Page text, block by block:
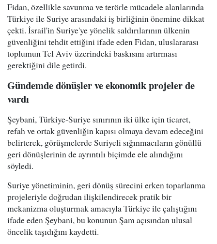
Fidan, özellikle savunma ve terörle mücadele alanlarında
Türkiye ile Suriye arasındaki iş birliğinin önemine dikkat
çekti. İsrail'in Suriye'ye yönelik saldırılarının ülkenin
güvenliğini tehdit ettiğini ifade eden Fidan, uluslararası
toplumun Tel Aviv üzerindeki baskısını artırması
gerektiğini dile getirdi.
Gündemde dönüşler ve ekonomik projeler de
vardı
Şeybani, Türkiye-Suriye sınırının iki ülke için ticaret,
refah ve ortak güvenliğin kapısı olmaya devam edeceğini
belirterek, görüşmelerde Suriyeli sığınmacıların gönüllü
geri dönüşlerinin de ayrıntılı biçimde ele alındığını
söyledi.
Suriye yönetiminin, geri dönüş sürecini erken toparlanma
projeleriyle doğrudan ilişkilendirecek pratik bir
mekanizma oluşturmak amacıyla Türkiye ile çalıştığını
ifade eden Şeybani, bu konunun Şam açısından ulusal
öncelik taşıdığını kaydetti.